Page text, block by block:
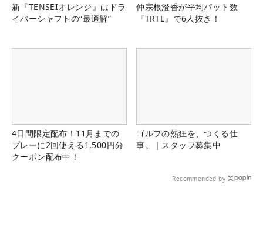
新『TENSEIオレンジ』はドラ
イバーシャフトの“最適解”
仲宗根澄香が平均パット数
『TRTL』で6人抜き！
4日間限定配布！11月までの
プレーに2回使える1,500円分
クーポン配布中！
ゴルフの熱狂を、つくる仕
事。｜スタッフ募集中
Recommended by